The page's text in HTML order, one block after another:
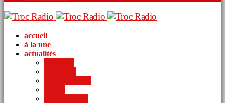
accueil
à la une
actualités